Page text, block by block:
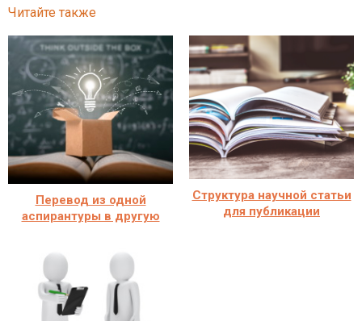
Читайте также
Перевод из одной
аспирантуры в другую
Структура научной статьи
для публикации